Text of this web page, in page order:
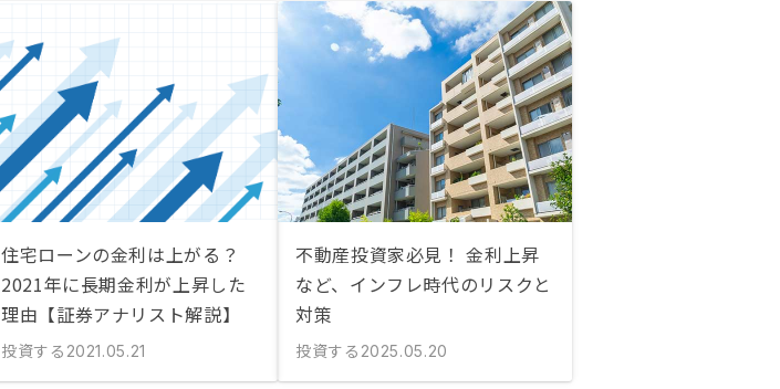
住宅ローンの金利は上がる？
2021年に長期金利が上昇した
理由【証券アナリスト解説】
投資する 2021.05.21
不動産投資家必見！ 金利上昇
など、インフレ時代のリスクと
対策
投資する 2025.05.20